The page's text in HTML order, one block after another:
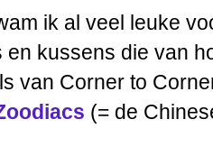
ik al veel leuke
en kussens die van
van Corner to
(= de